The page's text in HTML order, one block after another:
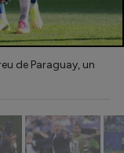
de Paraguay, un